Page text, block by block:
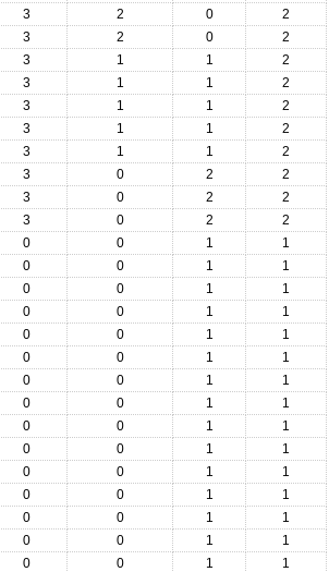
3 2 0
2
3 2 0
2
3 1 1
2
3 1 1
2
3 1 1
2
3 1 1
2
3 1 1
2
3 0 2
2
3 0 2
2
3 0 2
2
0 0 1
1
0 0 1
1
0 0 1
1
0 0 1
1
0 0 1
1
0 0 1
1
0 0 1
1
0 0 1
1
0 0 1
1
0 0 1
1
0 0 1
1
0 0 1
1
0 0 1
1
0 0 1
1
0 0 1
1